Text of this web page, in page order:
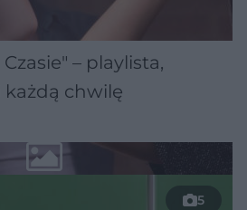
– playlista,
każdą chwilę
5